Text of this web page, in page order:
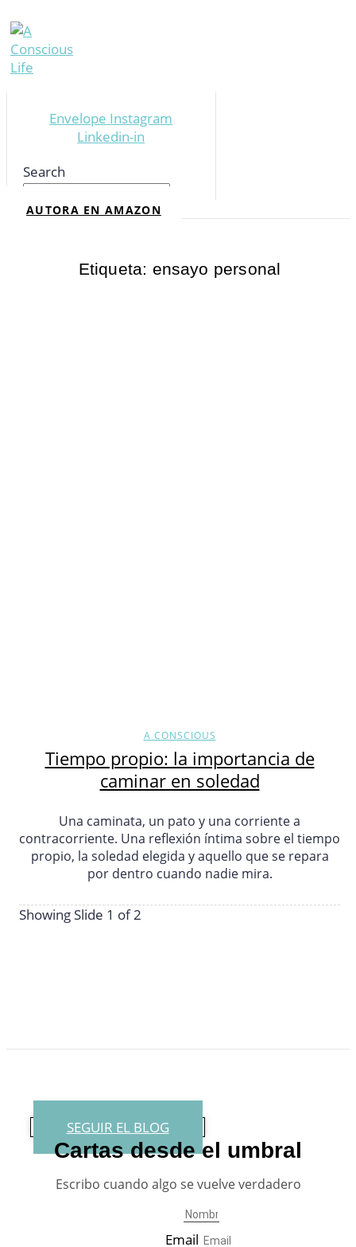
Envelope Instagram
Linkedin-in
Search
AUTORA EN AMAZON
Etiqueta: ensayo personal
A CONSCIOUS
Tiempo propio: la importancia de
caminar en soledad
Una caminata, un pato y una corriente a
contracorriente. Una reflexión íntima sobre el tiempo
propio, la soledad elegida y aquello que se repara
por dentro cuando nadie mira.
Showing Slide 1 of 2
SEGUIR EL BLOG
Cartas desde el umbral
Escribo cuando algo se vuelve verdadero
Email